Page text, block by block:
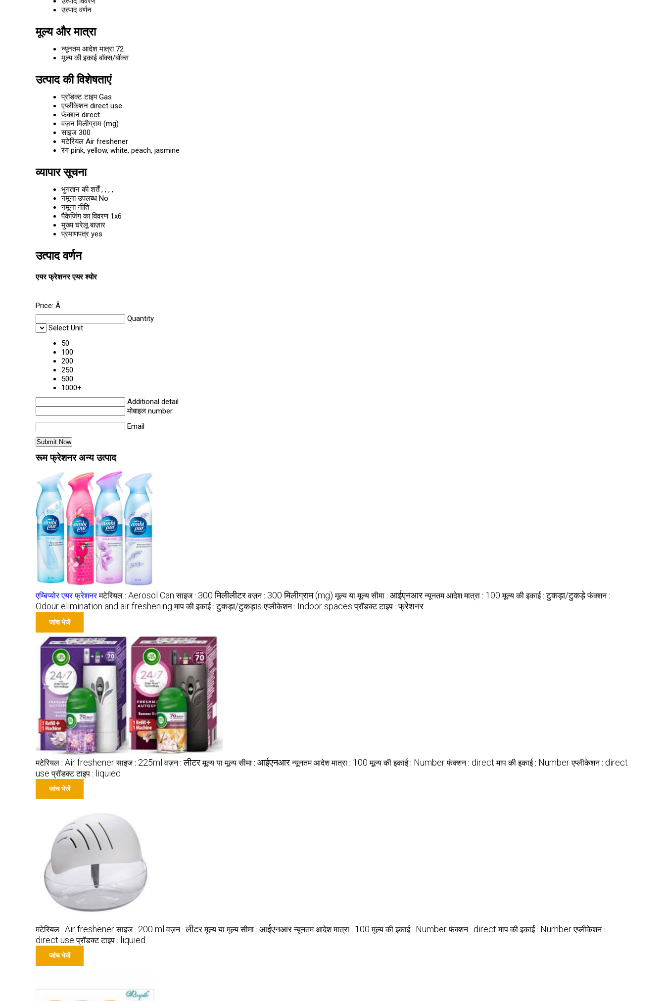
उत्पाद वर्णन
मूल्य और मात्रा
न्यूनतम आदेश मात्रा 72
मूल्य की इकाई बॉक्स/बॉक्स
उत्पाद की विशेषताएं
प्रॉडक्ट टाइप Gas
एप्लीकेशन direct use
फंक्शन direct
वज़न मिलीग्राम (mg)
साइज 300
मटेरियल Air freshener
रंग pink, yellow, white, peach, jasmine
व्यापार सूचना
भुगतान की शर्तें , , , ,
नमूना उपलब्ध No
नमूना नीति
पैकेजिंग का विवरण 1x6
मुख्य घरेलू बाज़ार
प्रमाणपत्र yes
उत्पाद वर्णन
एयर फ्रेशनर एयर श्योर
Price: Â
Quantity
Select Unit
50
100
200
250
500
1000+
Additional detail
मोबाइल number
Email
रूम फ्रेशनर अन्य उत्पाद
एम्बिप्योर एयर फ्रेशनर मटेरियल : Aerosol Can साइज : 300 मिलीलीटर वज़न : 300 मिलीग्राम (mg) मूल्य या मूल्य सीमा : आईएनआर न्यूनतम आदेश मात्रा : 100 मूल्य की इकाई :टुकड़ा/टुकड़े फंक्शन :
Odour elimination and air freshening माप की इकाई :टुकड़ा/टुकड़ाs एप्लीकेशन : Indoor spaces प्रॉडक्ट टाइप :फ्रेशनर
जांच भेजें
मटेरियल : Air freshener साइज : 225ml वज़न :लीटर मूल्य या मूल्य सीमा : आईएनआर न्यूनतम आदेश मात्रा : 100 मूल्य की इकाई : Number फंक्शन : direct माप की इकाई : Number एप्लीकेशन : direct
use प्रॉडक्ट टाइप : liquied
जांच भेजें
मटेरियल : Air freshener साइज : 200 ml वज़न :लीटर मूल्य या मूल्य सीमा : आईएनआर न्यूनतम आदेश मात्रा : 100 मूल्य की इकाई : Number फंक्शन : direct माप की इकाई : Number एप्लीकेशन :
direct use प्रॉडक्ट टाइप : liquied
जांच भेजें